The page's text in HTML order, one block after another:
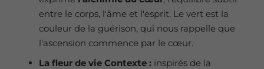
entre le corps, l'âme et l'esprit. Le vert est la
couleur de la guérison, qui nous rappelle que
l'ascension commence par le cœur.
La fleur de vie Contexte : inspirés de la